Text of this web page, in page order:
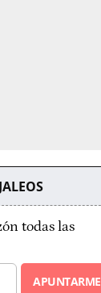
todas las
APUNTARME